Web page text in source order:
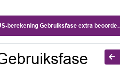
berekening Gebruiksfase extra beoordeling